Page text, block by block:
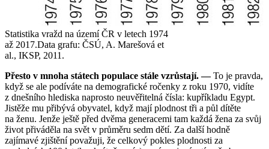
Statistika vražd na území ČR v letech 1974
až 2017.Data grafu: ČSÚ, A. Marešová et
al., IKSP, 2011.
Přesto v mnoha státech populace stále vzrůstají. —To je pravda,
když se ale podíváte na demografické ročenky z roku 1970, vidíte
z dnešního hlediska naprosto neuvěřitelná čísla: kupříkladu Egypt.
Jistěže mu přibývá obyvatel, když mají plodnost tři a půl dítěte
na ženu. Jenže ještě před dvěma generacemi tam každá žena za svůj
život přiváděla na svět v průměru sedm dětí. Za další hodně
zajímavé zjištění považuji, že celkový pokles plodnosti za